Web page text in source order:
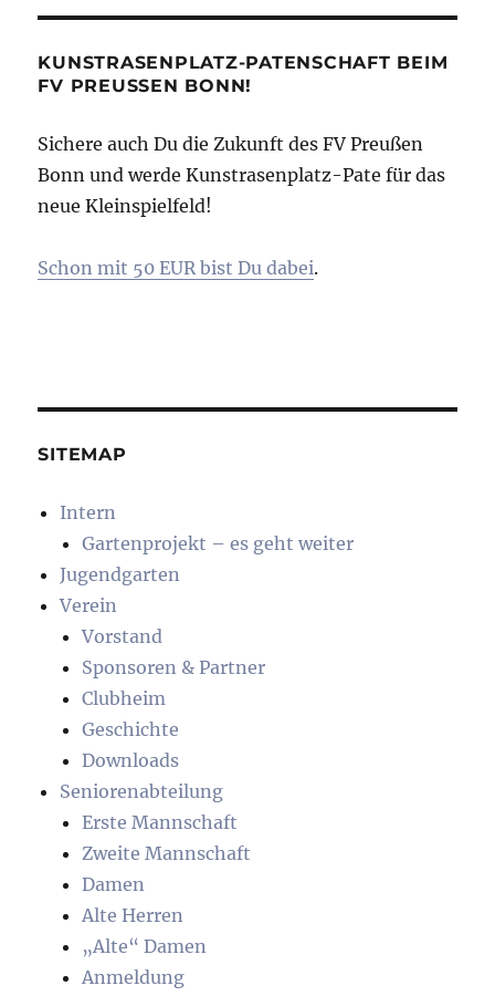
KUNSTRASENPLATZ-PATENSCHAFT BEIM
FV PREUSSEN BONN!
Sichere auch Du die Zukunft des FV Preußen
Bonn und werde Kunstrasenplatz-Pate für das
neue Kleinspielfeld!
Schon mit 50 EUR bist Du dabei.
SITEMAP
Intern
Gartenprojekt – es geht weiter
Jugendgarten
Verein
Vorstand
Sponsoren & Partner
Clubheim
Geschichte
Downloads
Seniorenabteilung
Erste Mannschaft
Zweite Mannschaft
Damen
Alte Herren
„Alte“ Damen
Anmeldung